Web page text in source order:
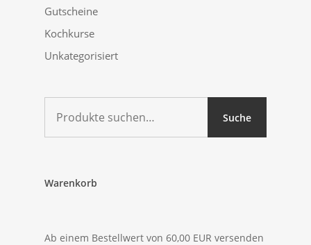
Gutscheine
Kochkurse
Unkategorisiert
nach:
Suche
Warenkorb
Ab einem Bestellwert von 60,00 EUR versenden